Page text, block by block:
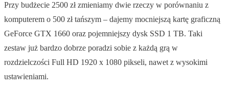
Przy budżecie 2500 zł zmieniamy dwie rzeczy w porównaniu z
komputerem o 500 zł tańszym – dajemy mocniejszą kartę graficzną
GeForce GTX 1660 oraz pojemniejszy dysk SSD 1 TB. Taki
zestaw już bardzo dobrze poradzi sobie z każdą grą w
rozdzielczości Full HD 1920 x 1080 pikseli, nawet z wysokimi
ustawieniami.